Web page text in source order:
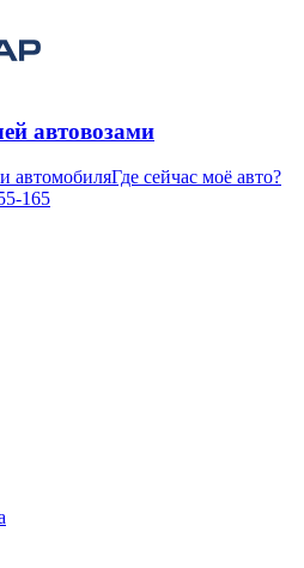
автовозами
автомобиляГде сейчас моё авто?
165